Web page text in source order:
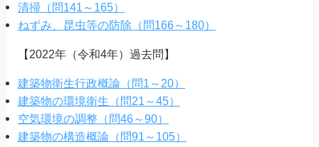
清掃（問141～165）
ねずみ、昆虫等の防除（問166～180）
【2022年（令和4年）過去問】
建築物衛生行政概論（問1～20）
建築物の環境衛生（問21～45）
空気環境の調整（問46～90）
建築物の構造概論（問91～105）